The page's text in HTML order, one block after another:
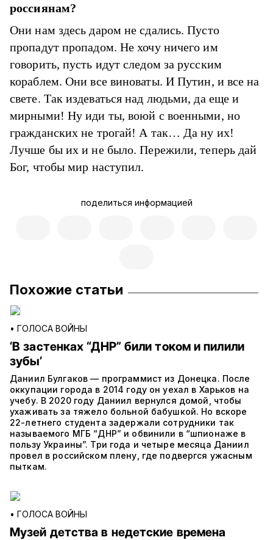
россиянам?
Они нам здесь даром не сдались. Пусто
пропадут пропадом. Не хочу ничего им
говорить, пусть идут следом за русским
кораблем. Они все виноваты. И Путин, и все на
свете. Так издеваться над людьми, да еще и
мирными! Ну иди ты, воюй с военными, но
гражданских не трогай! А так… Да ну их!
Лучше бы их и не было. Пережили, теперь дай
Бог, чтобы мир наступил.
поделиться информацией
Похожие статьи
• ГОЛОСА ВОЙНЫ
‘В застенках “ДНР” били током и пилили
зубы’
Даниил Булгаков — программист из Донецка. После
оккупации города в 2014 году он уехал в Харьков на
учебу. В 2020 году Даниил вернулся домой, чтобы
ухаживать за тяжело больной бабушкой. Но вскоре
22-летнего студента задержали сотрудники так
называемого МГБ “ДНР” и обвинили в “шпионаже в
пользу Украины”. Три года и четыре месяца Даниил
провел в российском плену, где подвергся ужасным
пыткам.
• ГОЛОСА ВОЙНЫ
Музей детства в недетские времена